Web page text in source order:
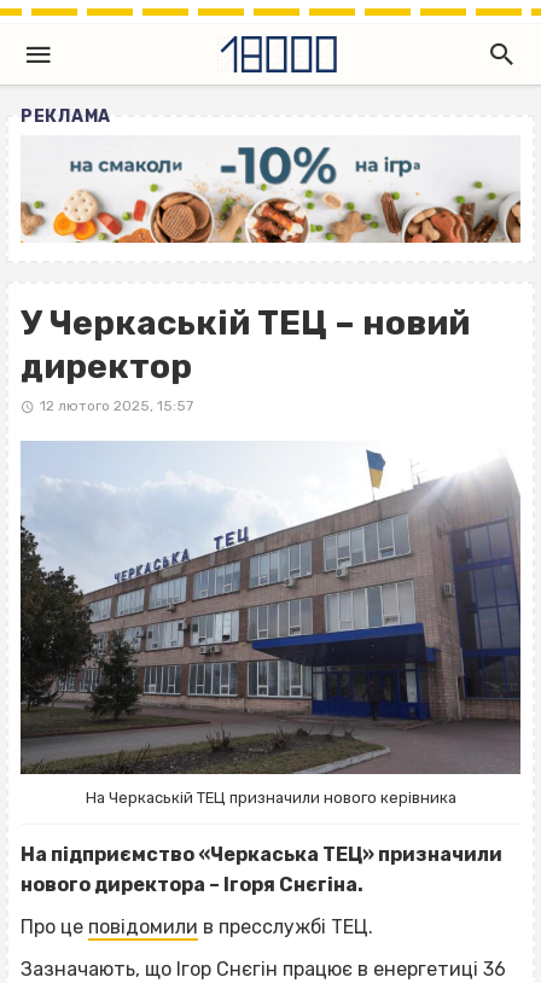
РЕКЛАМА
У Черкаській ТЕЦ – новий
директор
12 лютого 2025, 15:57
На Черкаській ТЕЦ призначили нового керівника
На підприємство «Черкаська ТЕЦ» призначили
нового директора – Ігоря Снєгіна.
Про це повідомили в пресслужбі ТЕЦ.
Зазначають, що Ігор Снєгін працює в енергетиці 36